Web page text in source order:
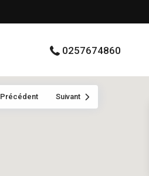
0257674860
Précédent Suivant